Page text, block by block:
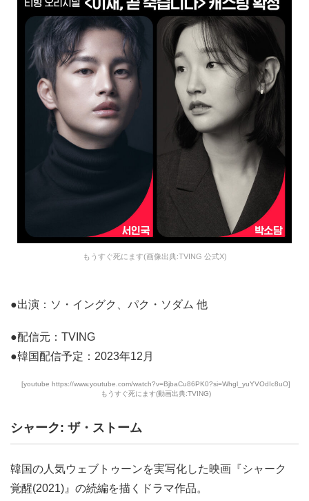
もうすぐ死にます(画像出典:TVING 公式X)
●出演：ソ・イングク、パク・ソダム 他
●配信元：TVING
●韓国配信予定：2023年12月
[youtube https://www.youtube.com/watch?v=BjbaCu86PK0?si=Whgl_yuYVOdIc8uO]
もうすぐ死にます(動画出典:TVING)
シャーク: ザ・ストーム
韓国の人気ウェブトゥーンを実写化した映画『シャーク
覚醒(2021)』の続編を描くドラマ作品。